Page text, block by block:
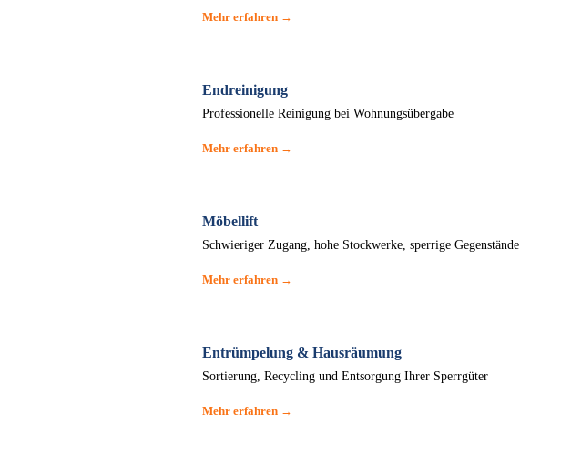
Mehr erfahren →
Endreinigung
Professionelle Reinigung bei Wohnungsübergabe
Mehr erfahren →
Möbellift
Schwieriger Zugang, hohe Stockwerke, sperrige Gegenstände
Mehr erfahren →
Entrümpelung & Hausräumung
Sortierung, Recycling und Entsorgung Ihrer Sperrgüter
Mehr erfahren →